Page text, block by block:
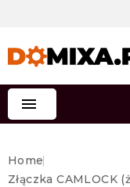

Home
Złączka CAMLOCK